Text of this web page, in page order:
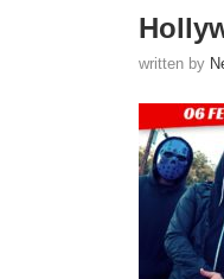
written by